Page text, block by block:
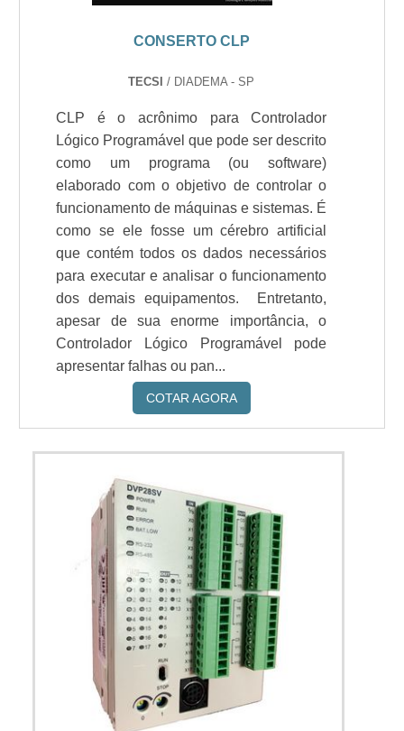
CONSERTO CLP
TECSI/ DIADEMA - SP
CLP é o acrônimo para Controlador
Lógico Programável que pode ser descrito
como um programa (ou software)
elaborado com o objetivo de controlar o
funcionamento de máquinas e sistemas. É
como se ele fosse um cérebro artificial
que contém todos os dados necessários
para executar e analisar o funcionamento
dos demais equipamentos. Entretanto,
apesar de sua enorme importância, o
Controlador Lógico Programável pode
apresentar falhas ou pan...
COTAR AGORA